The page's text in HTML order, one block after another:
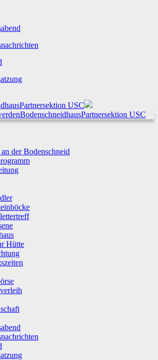
Partnersektion USC
BodenschneidhausPartnersektion USC
der Bodenschneid
Hütte